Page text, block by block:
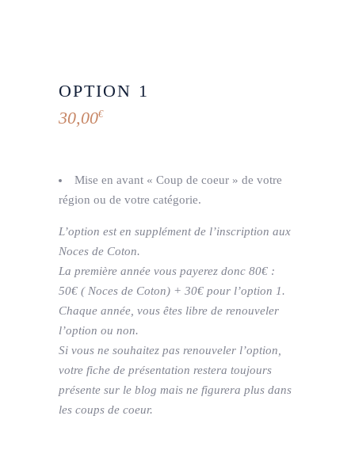
OPTION 1
30,00€
Mise en avant « Coup de coeur » de votre
région ou de votre catégorie.
L’option est en supplément de l’inscription aux
Noces de Coton.
La première année vous payerez donc 80€ :
50€ ( Noces de Coton) + 30€ pour l’option 1.
Chaque année, vous êtes libre de renouveler
l’option ou non.
Si vous ne souhaitez pas renouveler l’option,
votre fiche de présentation restera toujours
présente sur le blog mais ne figurera plus dans
les coups de coeur.